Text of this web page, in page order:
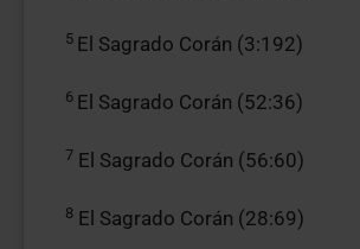
5 El Sagrado Corán (3:192)
6 El Sagrado Corán (52:36)
7 El Sagrado Corán (56:60)
8 El Sagrado Corán (28:69)